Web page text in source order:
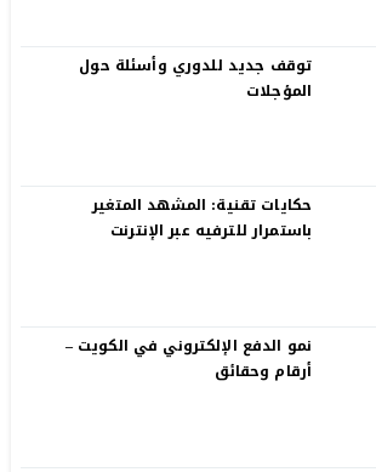
توقف جديد للدوري وأسئلة حول
المؤجلات
حكايات تقنية: المشهد المتغير
باستمرار للترفيه عبر الإنترنت
نمو الدفع الإلكتروني في الكويت –
أرقام وحقائق